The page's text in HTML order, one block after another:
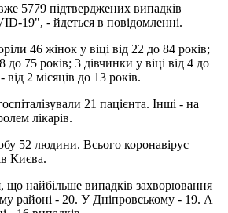
5779 підтверджених випадків
19", - йдеться в повідомленні.
46 жінок у віці від 22 до 84 років;
до 75 років; 3 дівчинки у віці від 4 до
2 місяців до 13 років.
21 пацієнта. Інші - на
лікарів.
52 людини. Всього коронавірус
Києва.
що найбільше випадків захворювання
районі - 20. У Дніпровському - 19. А